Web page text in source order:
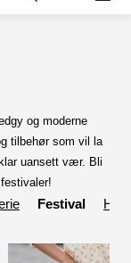
og moderne
tilbehør som vil la
uansett vær. Bli
Festival